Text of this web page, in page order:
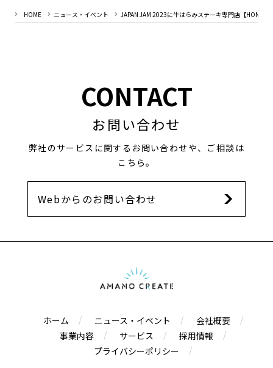
HOME ニュース・イベント JAPAN JAM 2023に牛はらみステーキ専門店【HONGO
CONTACT
お問い合わせ
弊社のサービスに関するお問い合わせや、ご相談は
こちら。
Webからのお問い合わせ
ホーム ニュース・イベント
会社概要
事業内容
サービス
採用情報
プライバシーポリシー